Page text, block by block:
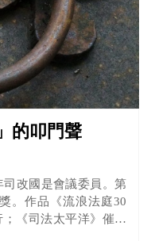
的叩門聲
改國是會議委員。第
。作品《流浪法庭30
《司法太平洋》催生